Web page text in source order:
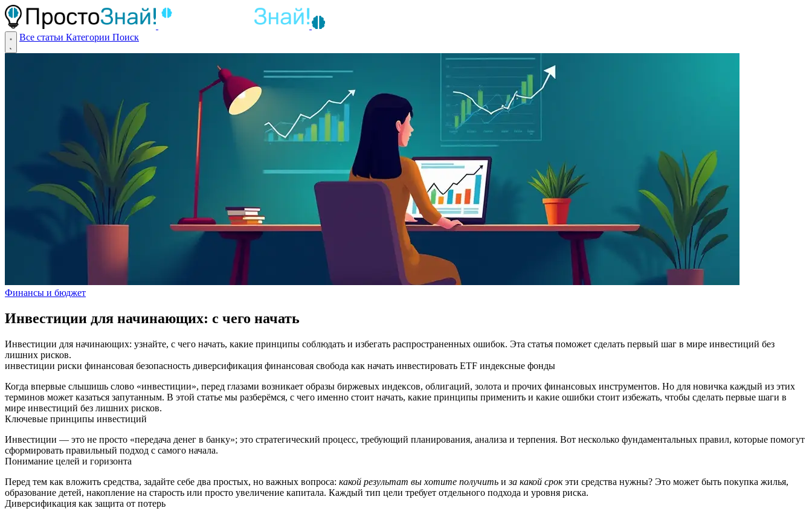
Все статьи Категории Поиск
Финансы и бюджет
Инвестиции для начинающих: с чего начать
Инвестиции для начинающих: узнайте, с чего начать, какие принципы соблюдать и избегать распространенных ошибок. Эта статья поможет сделать первый шаг в мире инвестиций без
лишних рисков.
инвестиции риски финансовая безопасность диверсификация финансовая свобода как начать инвестировать ETF индексные фонды
Когда впервые слышишь слово «инвестиции», перед глазами возникает образы биржевых индексов, облигаций, золота и прочих финансовых инструментов. Но для новичка каждый из этих
терминов может казаться запутанным. В этой статье мы разберёмся, с чего именно стоит начать, какие принципы применить и какие ошибки стоит избежать, чтобы сделать первые шаги в
мире инвестиций без лишних рисков.
Ключевые принципы инвестиций
Инвестиции — это не просто «передача денег в банку»; это стратегический процесс, требующий планирования, анализа и терпения. Вот несколько фундаментальных правил, которые помогут
сформировать правильный подход с самого начала.
Понимание целей и горизонта
Перед тем как вложить средства, задайте себе два простых, но важных вопроса: какой результат вы хотите получить иза какой срокэти средства нужны? Это может быть покупка жилья,
образование детей, накопление на старость или просто увеличение капитала. Каждый тип цели требует отдельного подхода и уровня риска.
Диверсификация как защита от потерь